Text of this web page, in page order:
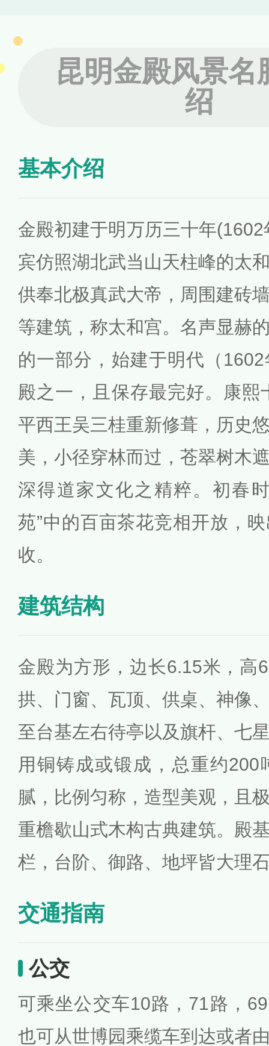
昆明金殿风景名
绍
基本介绍
金殿初建于明万历三十年
宾仿照湖北武当山天柱峰的太
供奉北极真武大帝，周围建砖
等建筑，称太和宫。 名声显赫
的一部分，始建于明代（
殿之一，且保存最完好。康熙
平西王吴三桂重新修葺，历史
美，小径穿林而过，苍翠树木
深得道家文化之精粹。初春
苑”中的百亩茶花竞相开放，
收。
建筑结构
金殿为方形，边长6.15米，高
拱、门窗、瓦顶、供桌、神像
至台基左右待亭以及旗杆、七
用铜铸成或锻成，总重约200
腻，比例匀称，造型美观，且
重檐歇山式木构古典建筑。殿
栏，台阶、御路、地坪皆大理
交通指南
公交
可乘坐公交车10路，71路，
也可从世博园乘缆车到达或者